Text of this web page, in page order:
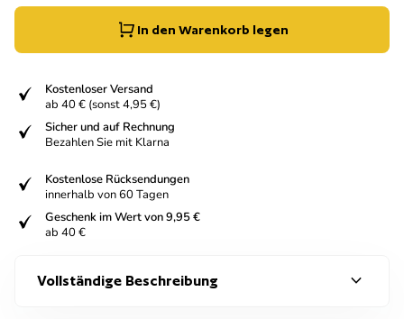
In den Warenkorb legen
Kostenloser Versand
ab 40 € (sonst 4,95 €)
Sicher und auf Rechnung
Bezahlen Sie mit Klarna
Kostenlose Rücksendungen
innerhalb von 60 Tagen
Geschenk im Wert von 9,95 €
ab 40 €
Vollständige Beschreibung expand_more